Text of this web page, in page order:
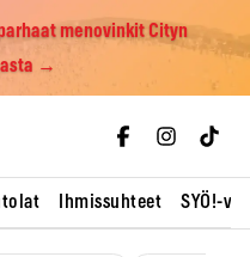
menovinkit Cityn
→
Ihmissuhteet SYÖ!-